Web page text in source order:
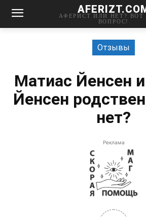
АФЕРИСТ ИЛИ НЕТ? ВОТ
ВОПРОС!
Отзывы
Матиас Йенсен
Йенсен
нет?
Реклама